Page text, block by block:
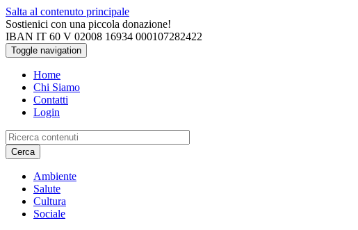
Salta al contenuto principale
Sostienici con una piccola donazione!
IBAN IT 60 V 02008 16934 000107282422
Toggle navigation
Home
Chi Siamo
Contatti
Login
Cerca
Ambiente
Salute
Cultura
Sociale